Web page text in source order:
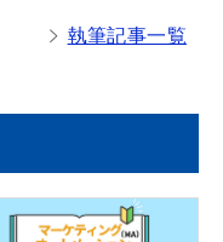
執筆記事一覧